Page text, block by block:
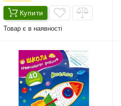
Купити
Товар є в наявності